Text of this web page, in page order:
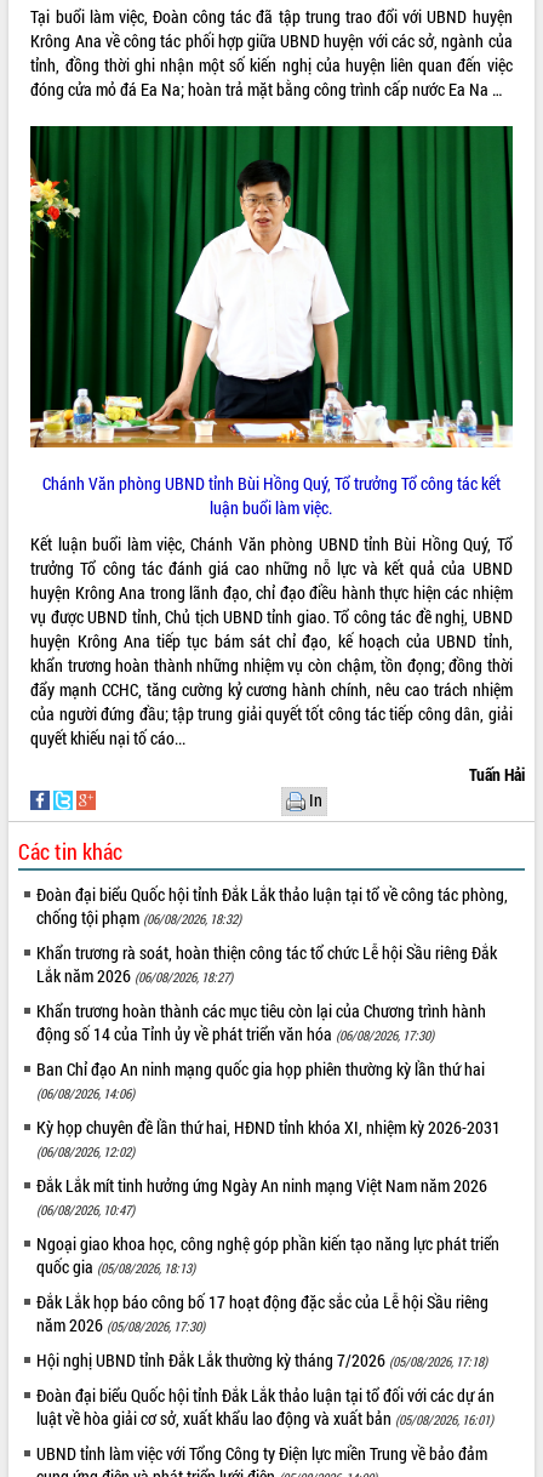
Lễ truy tặng danh hiệu “Bà Mẹ Việt
Nam Anh hùng” và trao Huân chương
Lao động
UBND tỉnh Đắk Lắk triển khai nhiệm
vụ 6 tháng cuối năm 2026
tỉnh khóa XI quyết nghị nhiều nội dung
quan trọng
Bí thư Tỉnh ủy Lương Nguyễn Minh
Triết thăm, tặng quà người có công với
Rà soát, hoàn thiện hệ thống thiết chế
văn hóa, thể thao đáp ứng yêu cầu
Thường trực HĐND tỉnh Đắk Lắk gặp
mặt Đoàn chuyên gia y tế TP. Hồ Chí
Minh
tại Nghĩa trang Liệt sĩ xã Sơn Hòa
Bàn giải pháp tháo gỡ khó khăn trong
xuất khẩu sầu riêng và triển khai quy
định EUDR
Thứ trưởng Bộ Nông nghiệp và Môi
trường Nguyễn Hoàng Hiệp khảo sát
vùng trồng và doanh nghiệp đóng gói
sầu riêng tại Đắk Lắk
Trình diễn nghệ thuật chế biến các
món ăn từ sầu riêng
Ngành cá ngừ Đắk Lắk chủ động thích
ứng để giữ vững thị trường xuất khẩu
Diễn đàn Kinh tế tư nhân Việt Nam đột
phá cơ chế - Hợp tác công tư
Đề án 06 tạo bước ngoặt đột phá trong
cải cách hành chính tỉnh Đắk Lắk
Kết nối tour, đẩy mạnh chuyển đổi số
để phát triển du lịch Đắk Lắk
Khởi động Dự án Đầu tư xây dựng hạ
Tiến
Gặp mặt các cơ quan báo chí nhân Kỷ
niệm 101 năm Ngày Báo chí Cách
mạng Việt Nam
Đắk Lắk sơ kết 4 năm triển khai thực
hiện Đề án 06 của Chính phủ
Họp báo thông tin về Hội nghị Công bố
Quy hoạch và Xúc tiến đầu tư tỉnh Đắk
Lắk
Khơi thông điểm nghẽn, đẩy nhanh
giải ngân vốn khắc phục thiên tai
HĐND tỉnh thông qua điều chỉnh Quy
hoạch tỉnh thời kỳ 2021-2030
Hội thảo góp ý hồ sơ điều chỉnh quy
hoạch tỉnh Đắk Lắk thời kỳ 2021-2030,
ALBUM ẢNH
LIÊN KẾT WEB
Hôm nay:
10383
Tất cả: 66023123
Tại buổi làm việc, Đoàn công tác đã tập trung trao đổi với UBND huyện
Krông Ana về công tác phối hợp giữa UBND huyện với các sở, ngành của
tỉnh, đồng thời ghi nhận một số kiến nghị của huyện liên quan đến việc
đóng cửa mỏ đá Ea Na; hoàn trả mặt bằng công trình cấp nước Ea Na …
Chánh Văn phòng UBND tỉnh Bùi Hồng Quý, Tổ trưởng Tổ công tác kết
luận buổi làm việc.
Kết luận buổi làm việc, Chánh Văn phòng UBND tỉnh Bùi Hồng Quý, Tổ
trưởng Tổ công tác đánh giá cao những nỗ lực và kết quả của UBND
huyện Krông Ana trong lãnh đạo, chỉ đạo điều hành thực hiện các nhiệm
vụ được UBND tỉnh, Chủ tịch UBND tỉnh giao. Tổ công tác đề nghị, UBND
huyện Krông Ana tiếp tục bám sát chỉ đạo, kế hoạch của UBND tỉnh,
khẩn trương hoàn thành những nhiệm vụ còn chậm, tồn đọng; đồng thời
đẩy mạnh CCHC, tăng cường kỷ cương hành chính, nêu cao trách nhiệm
của người đứng đầu; tập trung giải quyết tốt công tác tiếp công dân, giải
quyết khiếu nại tố cáo...
Tuấn Hải
In
Các tin khác
Đoàn đại biểu Quốc hội tỉnh Đắk Lắk thảo luận tại tổ về công tác phòng,
chống tội phạm (06/08/2026, 18:32)
Khẩn trương rà soát, hoàn thiện công tác tổ chức Lễ hội Sầu riêng Đắk
Lắk năm 2026 (06/08/2026, 18:27)
Khẩn trương hoàn thành các mục tiêu còn lại của Chương trình hành
động số 14 của Tỉnh ủy về phát triển văn hóa (06/08/2026, 17:30)
Ban Chỉ đạo An ninh mạng quốc gia họp phiên thường kỳ lần thứ hai
(06/08/2026, 14:06)
Kỳ họp chuyên đề lần thứ hai, HĐND tỉnh khóa XI, nhiệm kỳ 2026-2031
(06/08/2026, 12:02)
Đắk Lắk mít tinh hưởng ứng Ngày An ninh mạng Việt Nam năm 2026
(06/08/2026, 10:47)
Ngoại giao khoa học, công nghệ góp phần kiến tạo năng lực phát triển
quốc gia (05/08/2026, 18:13)
Đắk Lắk họp báo công bố 17 hoạt động đặc sắc của Lễ hội Sầu riêng
năm 2026 (05/08/2026, 17:30)
Hội nghị UBND tỉnh Đắk Lắk thường kỳ tháng 7/2026 (05/08/2026, 17:18)
Đoàn đại biểu Quốc hội tỉnh Đắk Lắk thảo luận tại tổ đối với các dự án
luật về hòa giải cơ sở, xuất khẩu lao động và xuất bản (05/08/2026, 16:01)
UBND tỉnh làm việc với Tổng Công ty Điện lực miền Trung về bảo đảm